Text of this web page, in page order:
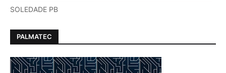
SOLEDADE PB
PALMATEC